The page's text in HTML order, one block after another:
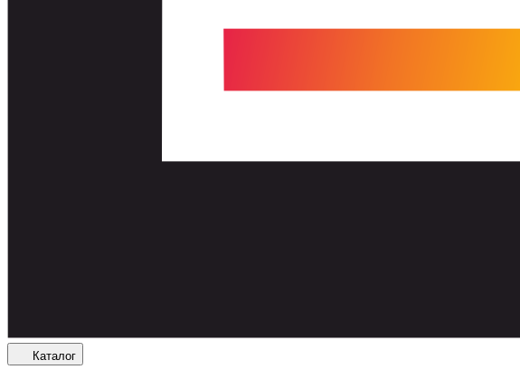
Каталог